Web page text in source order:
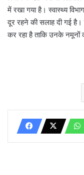
में रखा गया है। स्वास्थ्य
दूर रहने की सलाह दी गई है।
कर रहा है ताकि उनके नमूनों